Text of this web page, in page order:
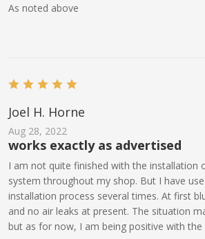
As noted above
Joel H. Horne
Aug 28, 2022
works exactly as advertised
I am not quite finished with the installation
system throughout my shop. But I have
installation process several times. At first
and no air leaks at present. The situation
but as for now, I am being positive with the